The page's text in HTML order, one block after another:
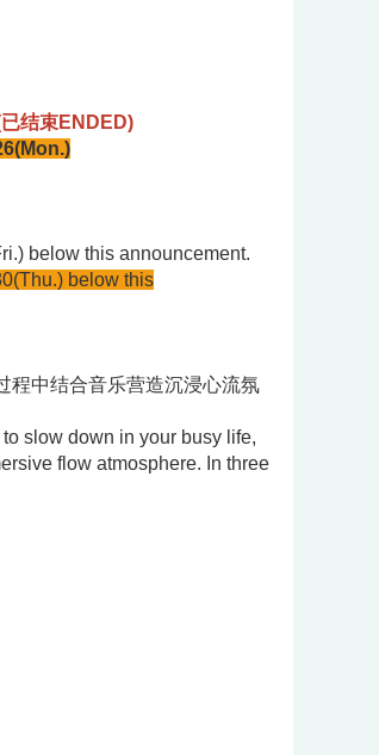
结束ENDED)
below this announcement.
below this
程中结合音乐营造沉浸心流氛
slow down in your busy life,
flow atmosphere. In three